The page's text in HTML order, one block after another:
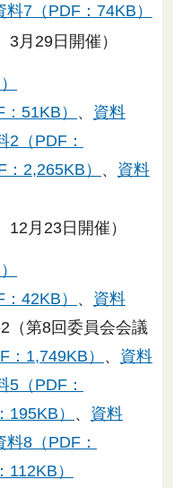
料7（PDF：74KB）
月29日開催）
51KB） 、 資料
2（PDF：
2,265KB） 、 資料
月23日開催）
42KB） 、 資料
（第8回委員会会議
：1,749KB） 、 資料
5（PDF：
195KB） 、 資料
料8（PDF：
）